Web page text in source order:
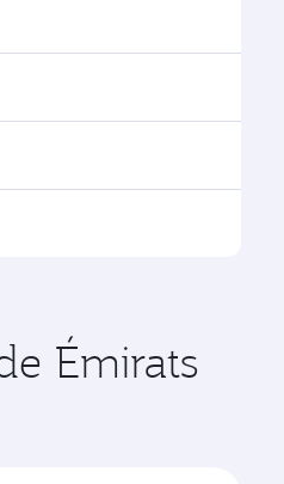
des vols.
fluides et efficaces
vous pouvez
Émirats